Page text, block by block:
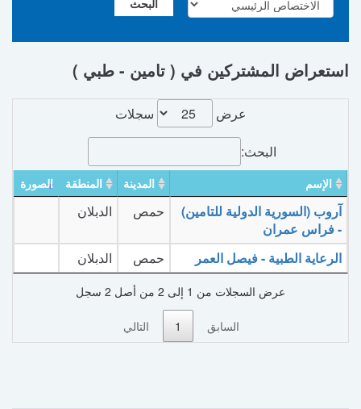
استعراض المشتركين في ( تامين - طبي )
عرض سجلات
البحث:
الإسم المدينة المنطقة الصورة
آروب (السورية الدولية للتامين)
- فراس عمران
حمص الدبلان
الرعاية الطبية - فيصل العمر حمص الدبلان
عرض السجلات من 1 إلى 2 من أصل 2 سجل
السابق 1 التالي